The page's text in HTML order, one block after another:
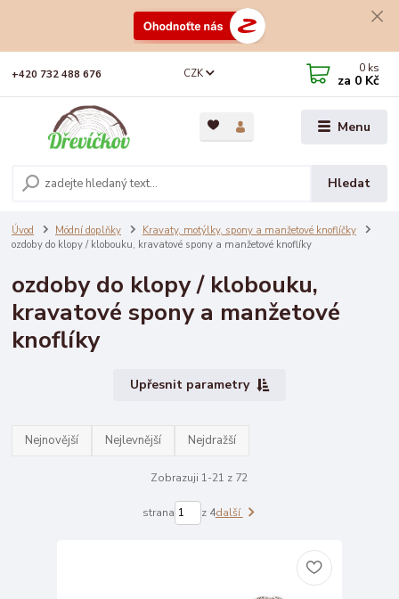
Menu
CZK
Hledat
+420 732 488 676 0 ks
za 0 Kč
Úvod Módní doplňky
Kravaty, motýlky, spony a manžetové knoflíčky
ozdoby do klopy / klobouku, kravatové spony a manžetové knoflíky
ozdoby do klopy / klobouku,
kravatové spony a manžetové
knoflíky
Upřesnit parametry
Nejnovější Nejlevnější Nejdražší
Zobrazuji 1-21 z 72
strana z 4další